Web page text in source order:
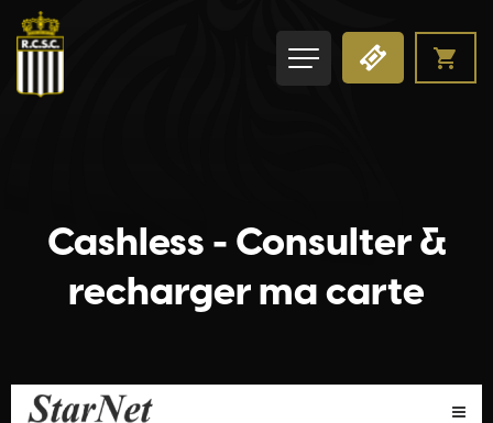
Cashless - Consulter &
recharger ma carte